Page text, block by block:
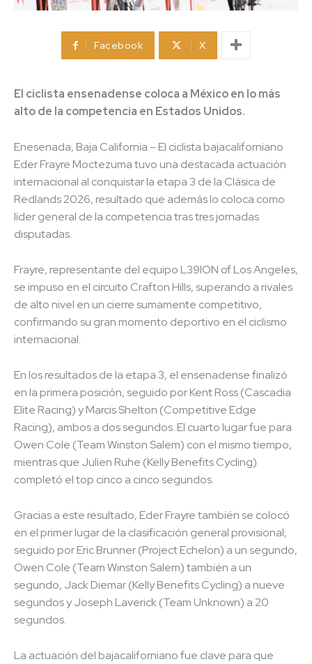
Facebook X
El ciclista ensenadense coloca a México en lo más
alto de la competencia en Estados Unidos.
Enesenada, Baja California.– El ciclista bajacaliforniano
Eder Frayre Moctezuma tuvo una destacada actuación
internacional al conquistar la etapa 3 de la Clásica de
Redlands 2026, resultado que además lo coloca como
líder general de la competencia tras tres jornadas
disputadas.
Frayre, representante del equipo L39ION of Los Angeles,
se impuso en el circuito Crafton Hills, superando a rivales
de alto nivel en un cierre sumamente competitivo,
confirmando su gran momento deportivo en el ciclismo
internacional.
En los resultados de la etapa 3, el ensenadense finalizó
en la primera posición, seguido por Kent Ross (Cascadia
Elite Racing) y Marcis Shelton (Competitive Edge
Racing), ambos a dos segundos. El cuarto lugar fue para
Owen Cole (Team Winston Salem) con el mismo tiempo,
mientras que Julien Ruhe (Kelly Benefits Cycling)
completó el top cinco a cinco segundos.
Gracias a este resultado, Eder Frayre también se colocó
en el primer lugar de la clasificación general provisional,
seguido por Eric Brunner (Project Echelon) a un segundo,
Owen Cole (Team Winston Salem) también a un
segundo, Jack Diemar (Kelly Benefits Cycling) a nueve
segundos y Joseph Laverick (Team Unknown) a 20
segundos.
La actuación del bajacaliforniano fue clave para que